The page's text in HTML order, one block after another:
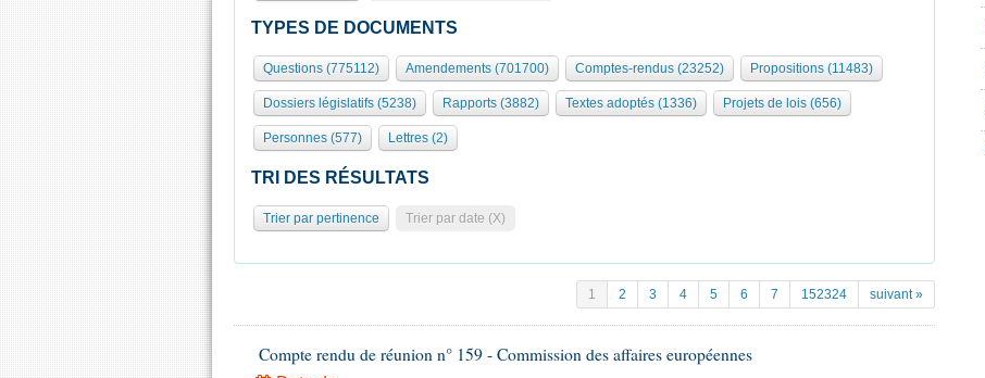
TYPES DE DOCUMENTS
Questions (775112) Amendements (701700) Comptes-rendus (23252) Propositions (11483)
Dossiers législatifs (5238) Rapports (3882) Textes adoptés (1336) Projets de lois (656)
Personnes (577) Lettres (2)
TRI DES RÉSULTATS
Trier par pertinence Trier par date (X)
1 2 3 4 5 6 7 152324 suivant »
Compte rendu de réunion n° 159 - Commission des affaires européennes